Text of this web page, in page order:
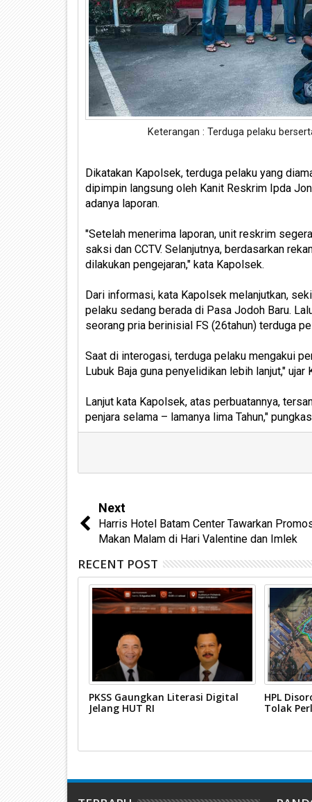
Keterangan : Terduga pelaku
Dikatakan Kapolsek, terduga pelaku yang
dipimpin langsung oleh Kanit Reskrim Ipda
adanya laporan.
"Setelah menerima laporan, unit reskrim
saksi dan CCTV. Selanjutnya, berdasarkan
dilakukan pengejaran," kata Kapolsek.
Dari informasi, kata Kapolsek melanjutkan,
pelaku sedang berada di Pasa Jodoh Baru.
seorang pria berinisial FS (26tahun) terduga
Saat di interogasi, terduga pelaku mengakui
Lubuk Baja guna penyelidikan lebih lanjut," ujar
Lanjut kata Kapolsek, atas perbuatannya,
penjara selama – lamanya lima Tahun,"
Next
Harris Hotel Batam Center Tawarkan
Makan Malam di Hari Valentine dan Imlek
RECENT POST
PKSS Gaungkan Literasi Digital
Jelang HUT RI
HPL
Tolak